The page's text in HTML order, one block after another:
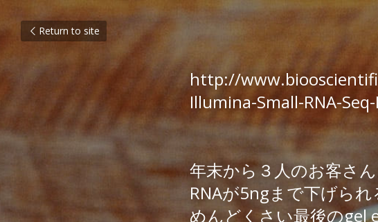
Return to site BioOの
http://
Illumina-Small-RNA-
年末から３人のお客さ
RNAが5ngまで下げら
めんどくさい最後のgel